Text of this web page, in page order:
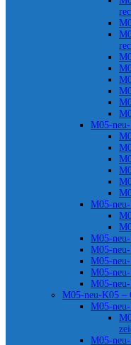
M05-
M05-
M05-
M05-
M05-
M05-
M05-
M05-neu-K05 –
M05-
M05-